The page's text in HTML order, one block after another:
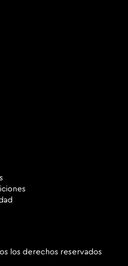
los derechos reservados